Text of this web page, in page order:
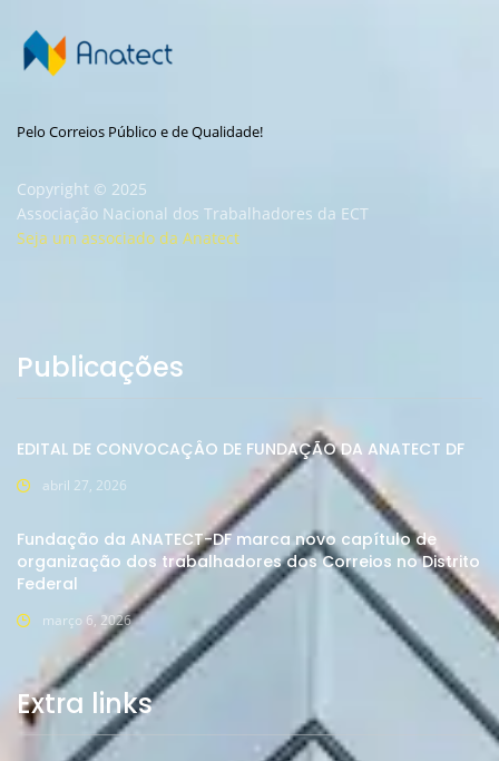
Pelo Correios Público e de Qualidade!
Copyright © 2025
Associação Nacional dos Trabalhadores da ECT
Seja um associado da Anatect
Publicações
EDITAL DE CONVOCAÇÂO DE FUNDAÇÃO DA ANATECT DF
abril 27, 2026
Fundação da ANATECT-DF marca novo capítulo de
organização dos trabalhadores dos Correios no Distrito
Federal
março 6, 2026
Extra links